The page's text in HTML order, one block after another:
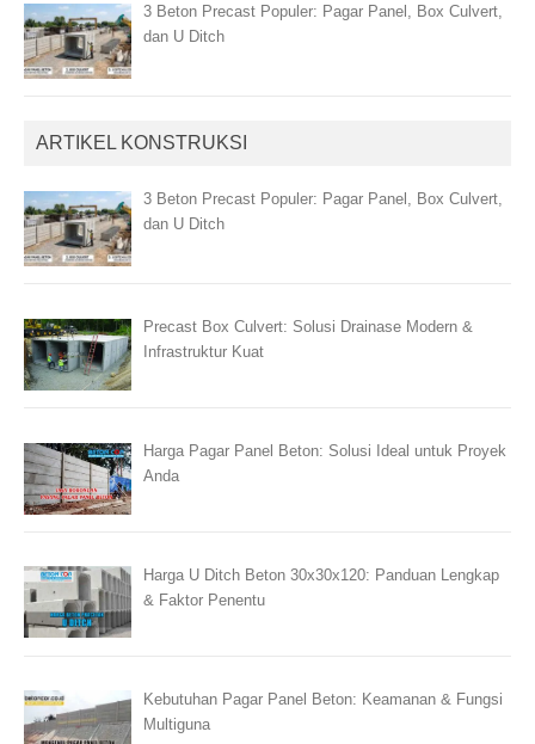
3 Beton Precast Populer: Pagar Panel, Box Culvert,
dan U Ditch
ARTIKEL KONSTRUKSI
3 Beton Precast Populer: Pagar Panel, Box Culvert,
dan U Ditch
Precast Box Culvert: Solusi Drainase Modern &
Infrastruktur Kuat
Harga Pagar Panel Beton: Solusi Ideal untuk Proyek
Anda
Harga U Ditch Beton 30x30x120: Panduan Lengkap
& Faktor Penentu
Kebutuhan Pagar Panel Beton: Keamanan & Fungsi
Multiguna